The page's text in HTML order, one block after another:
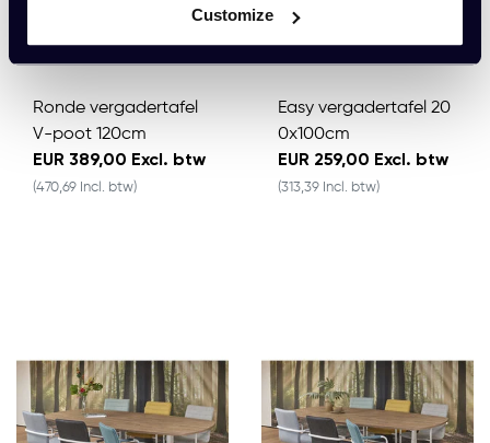
Customize
Ronde vergadertafel
V-poot 120cm
EUR 389,00 Excl. btw
(470,69 Incl. btw)
Easy vergadertafel 20
0x100cm
EUR 259,00 Excl. btw
(313,39 Incl. btw)